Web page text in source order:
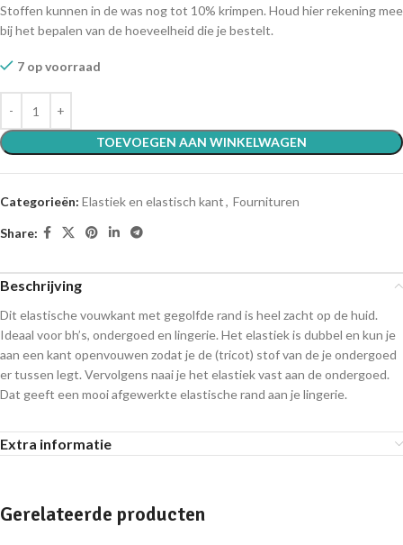
Stoffen kunnen in de was nog tot 10% krimpen. Houd hier rekening mee
bij het bepalen van de hoeveelheid die je bestelt.
7 op voorraad
TOEVOEGEN AAN WINKELWAGEN
Categorieën: Elastiek en elastisch kant, Fournituren
Share:
Beschrijving
Dit elastische vouwkant met gegolfde rand is heel zacht op de huid.
Ideaal voor bh’s, ondergoed en lingerie. Het elastiek is dubbel en kun je
aan een kant openvouwen zodat je de (tricot) stof van de je ondergoed
er tussen legt. Vervolgens naai je het elastiek vast aan de ondergoed.
Dat geeft een mooi afgewerkte elastische rand aan je lingerie.
Extra informatie
Gerelateerde producten